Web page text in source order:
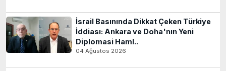
İsrail Basınında Dikkat Çeken Türkiye
İddiası: Ankara ve Doha'nın Yeni
Diplomasi Haml..
04 Ağustos 2026